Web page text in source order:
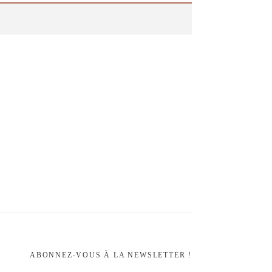
ABONNEZ-VOUS À LA NEWSLETTER !